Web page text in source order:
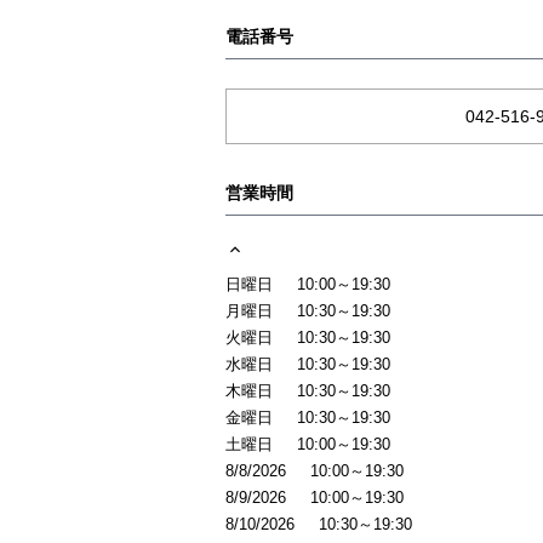
電話番号
042-516-
営業時間
日曜日
10:00～19:30
月曜日
10:30～19:30
火曜日
10:30～19:30
水曜日
10:30～19:30
木曜日
10:30～19:30
金曜日
10:30～19:30
土曜日
10:00～19:30
8/8/2026
10:00～19:30
8/9/2026
10:00～19:30
8/10/2026
10:30～19:30